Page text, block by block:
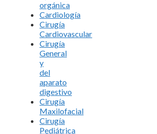
orgánica
Cardiología
Cirugía
Cardiovascular
Cirugía
General
y
del
aparato
digestivo
Cirugía
Maxilofacial
Cirugía
Pediátrica